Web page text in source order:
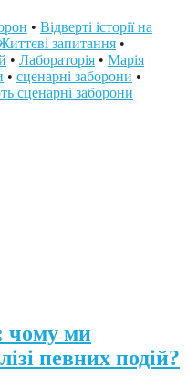
• Відверті історії на
запитання •
• Лабораторія • Марія
• сценарні заборони •
сценарні заборони
чому ми
певних подій?